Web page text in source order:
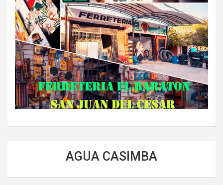
AGUA CASIMBA